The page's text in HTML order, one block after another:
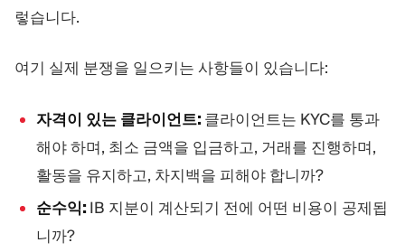
렇습니다.
여기 실제 분쟁을 일으키는 사항들이 있습니다:
자격이 있는 클라이언트:클라이언트는 KYC를 통과
해야 하며, 최소 금액을 입금하고, 거래를 진행하며,
활동을 유지하고, 차지백을 피해야 합니까?
순수익:IB 지분이 계산되기 전에 어떤 비용이 공제됩
니까?